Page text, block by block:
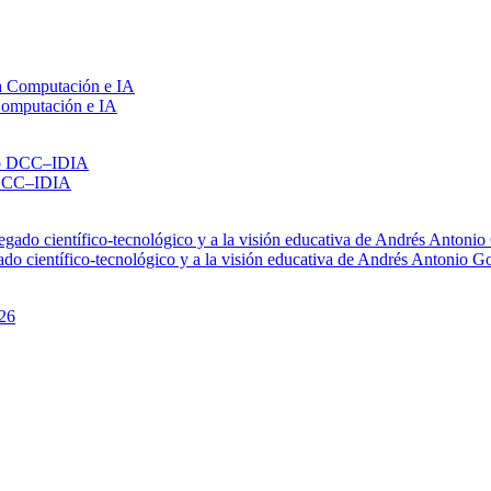
e IA
científico-tecnológico y a la visión educativa de Andrés Antonio